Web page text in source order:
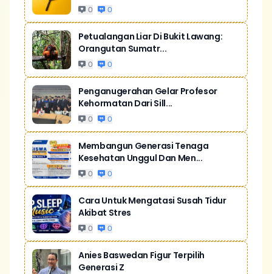
0 0
Petualangan Liar Di Bukit Lawang:
Orangutan Sumatr...
0 0
Penganugerahan Gelar Profesor
Kehormatan Dari Sill...
0 0
Membangun Generasi Tenaga
Kesehatan Unggul Dan Men...
0 0
Cara Untuk Mengatasi Susah Tidur
Akibat Stres
0 0
Anies Baswedan Figur Terpilih
Generasi Z